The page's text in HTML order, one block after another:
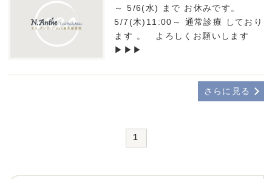
～ 5/6(水) まで お休みです。
5/7(木)11:00～ 通常診療 しており
ます 。 よろしくお願いします
▶▶▶
さらに見る
1